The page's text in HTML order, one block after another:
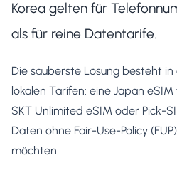
Korea gelten für
als für reine Datentarife.
Die sauberste Lösung besteht
lokalen Tarifen: eine Japan
SKT Unlimited eSIM oder Pick-
Daten ohne Fair-Use-Policy
möchten.